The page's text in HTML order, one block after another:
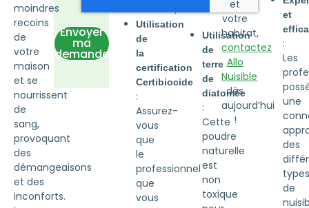
moindres
recoins
de
votre
maison
et se
nourrissent
de
sang,
provoquant
des
démangeaisons
et des
inconforts.
Envoyer
ma
demande
Utilisation
de
la
certification
Certibiocide
:
Assurez-
vous
que
le
professionnel
que
vous
:
Utilisation
de
terre
de
diatomée
:
Cette
poudre
naturelle
est
non
toxique
et
votre
habitat,
contactez
Allo
Nuisible
dès
aujourd’hui
!
et
:
Les
une
des
types
de